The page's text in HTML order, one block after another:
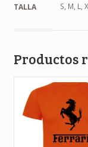
TALLA S, M, L,
Productos